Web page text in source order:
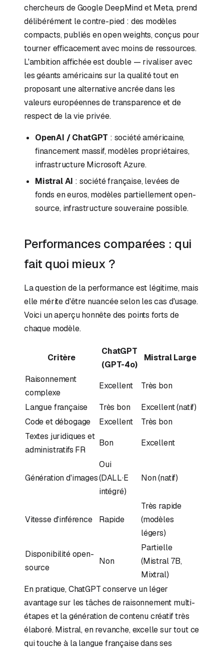
chercheurs de Google DeepMind et Meta, prend
délibérément le contre-pied : des modèles
compacts, publiés en open weights, conçus pour
tourner efficacement avec moins de ressources.
L'ambition affichée est double — rivaliser avec
les géants américains sur la qualité tout en
proposant une alternative ancrée dans les
valeurs européennes de transparence et de
respect de la vie privée.
OpenAI / ChatGPT : société américaine,
financement massif, modèles propriétaires,
infrastructure Microsoft Azure.
Mistral AI : société française, levées de
fonds en euros, modèles partiellement open-
source, infrastructure souveraine possible.
Performances comparées : qui
fait quoi mieux ?
La question de la performance est légitime, mais
elle mérite d'être nuancée selon les cas d'usage.
Voici un aperçu honnête des points forts de
chaque modèle.
Critère
ChatGPT
(GPT-4o)
Mistral Large
Raisonnement
complexe
Excellent Très bon
Langue française Très bon
Excellent (natif)
Code et débogage
Excellent
Très bon
Textes juridiques et
administratifs FR
Bon Excellent
Génération d'images
Oui
(DALL·E
intégré)
Non (natif)
Vitesse d'inférence Rapide
Très rapide
(modèles
légers)
Disponibilité open-
source
Non
Partielle
(Mistral 7B,
Mixtral)
En pratique, ChatGPT conserve un léger
avantage sur les tâches de raisonnement multi-
étapes et la génération de contenu créatif très
élaboré. Mistral, en revanche, excelle sur tout ce
qui touche à la langue française dans ses